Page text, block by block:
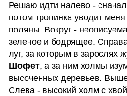
Решаю идти налево -
потом тропинка уводит
поляны. Вокруг -
зеленое и бодрящее.
луг, за которым в зарослях
Шофет, а за ним холмы
высоченных деревьев.
Слева - высокий холм с